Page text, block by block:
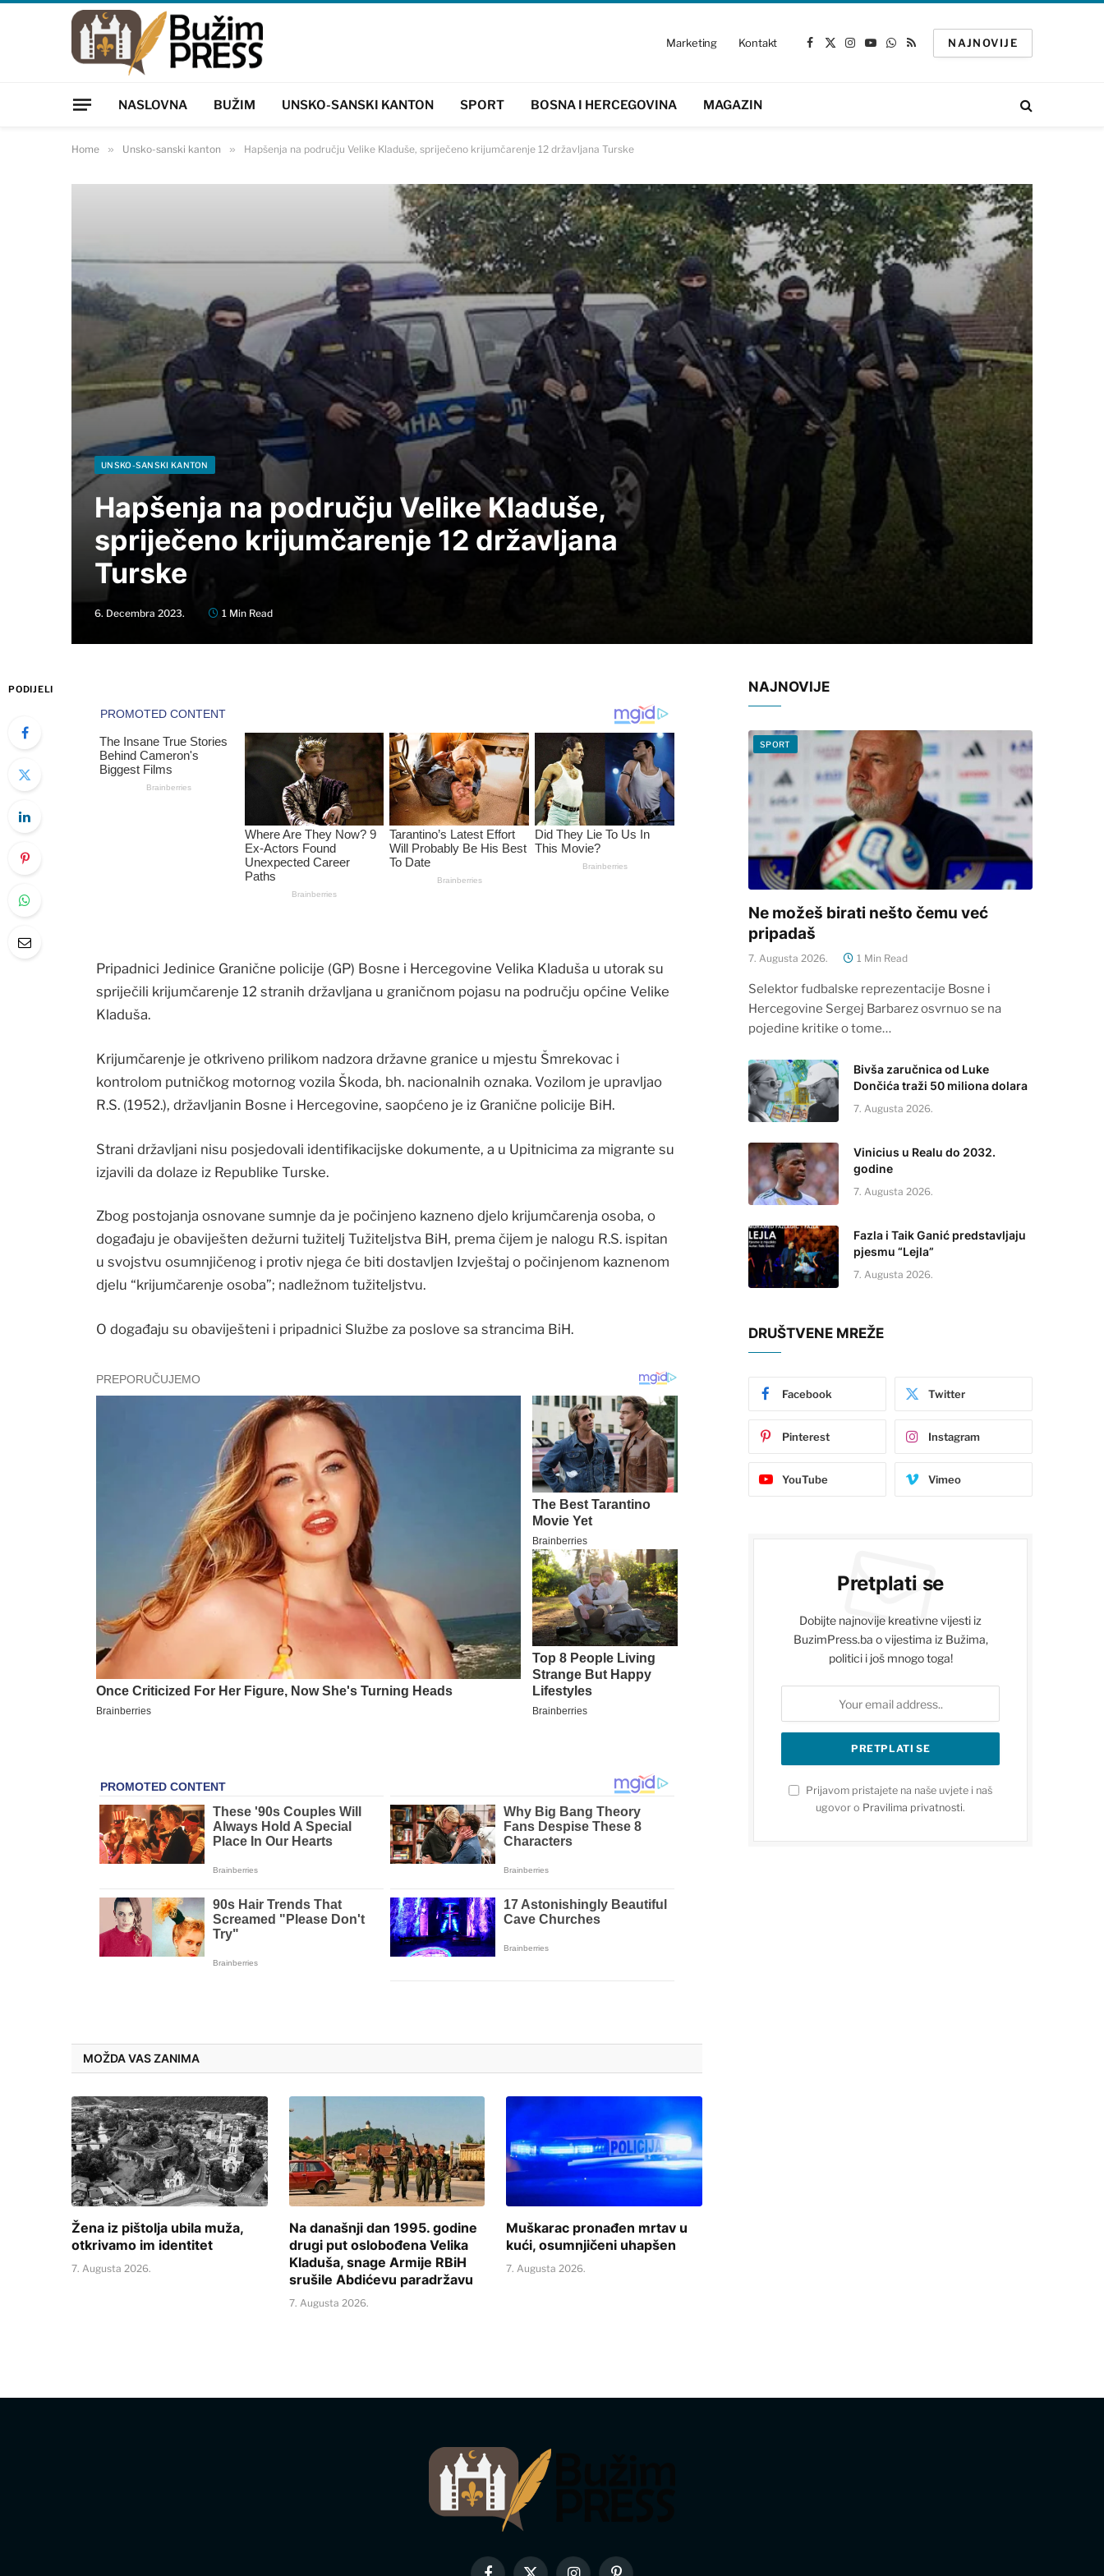
Marketing Kontakt
Facebook
X
Instagram
YouTube
WhatsApp
RSS
NAJNOVIJE
NASLOVNA BUŽIM UNSKO-SANSKI KANTON SPORT BOSNA I HERCEGOVINA MAGAZIN
Home » Unsko-sanski kanton » Hapšenja na području Velike Kladuše, spriječeno krijumčarenje 12 državljana Turske
UNSKO-SANSKI KANTON
Hapšenja na području Velike Kladuše,
spriječeno krijumčarenje 12 državljana
Turske
6. Decembra 2023. 1 Min Read
PODIJELI
Pripadnici Jedinice Granične policije (GP) Bosne i Hercegovine Velika Kladuša u utorak su
spriječili krijumčarenje 12 stranih državljana u graničnom pojasu na području općine Velike
Kladuša.
Krijumčarenje je otkriveno prilikom nadzora državne granice u mjestu Šmrekovac i
kontrolom putničkog motornog vozila Škoda, bh. nacionalnih oznaka. Vozilom je upravljao
R.S. (1952.), državljanin Bosne i Hercegovine, saopćeno je iz Granične policije BiH.
Strani državljani nisu posjedovali identifikacijske dokumente, a u Upitnicima za migrante su
izjavili da dolaze iz Republike Turske.
Zbog postojanja osnovane sumnje da je počinjeno kazneno djelo krijumčarenja osoba, o
događaju je obaviješten dežurni tužitelj Tužiteljstva BiH, prema čijem je nalogu R.S. ispitan
u svojstvu osumnjičenog i protiv njega će biti dostavljen Izvještaj o počinjenom kaznenom
djelu “krijumčarenje osoba”; nadležnom tužiteljstvu.
O događaju su obaviješteni i pripadnici Službe za poslove sa strancima BiH.
MOŽDA VAS ZANIMA
Žena iz pištolja ubila muža,
otkrivamo im identitet
7. Augusta 2026.
Na današnji dan 1995. godine
drugi put oslobođena Velika
Kladuša, snage Armije RBiH
srušile Abdićevu paradržavu
7. Augusta 2026.
Muškarac pronađen mrtav u
kući, osumnjičeni uhapšen
7. Augusta 2026.
NAJNOVIJE
SPORT
Ne možeš birati nešto čemu već
pripadaš
7. Augusta 2026. 1 Min Read
Selektor fudbalske reprezentacije Bosne i
Hercegovine Sergej Barbarez osvrnuo se na
pojedine kritike o tome…
Bivša zaručnica od Luke
Dončića traži 50 miliona dolara
7. Augusta 2026.
Vinicius u Realu do 2032.
godine
7. Augusta 2026.
Fazla i Taik Ganić predstavljaju
pjesmu “Lejla”
7. Augusta 2026.
DRUŠTVENE MREŽE
Facebook Twitter
Pinterest Instagram
YouTube Vimeo
Pretplati se
Dobijte najnovije kreativne vijesti iz
BuzimPress.ba o vijestima iz Bužima,
politici i još mnogo toga!
Prijavom pristajete na naše uvjete i naš
ugovor o Pravilima privatnosti.